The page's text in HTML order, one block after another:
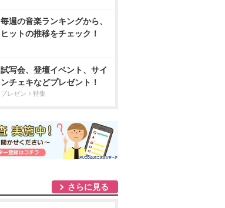
毎週の音楽ランキングから、
ヒットの推移をチェック！
試写会、登壇イベント、サイ
ンチェキなどプレゼント！
プレゼント特集
さらに見る